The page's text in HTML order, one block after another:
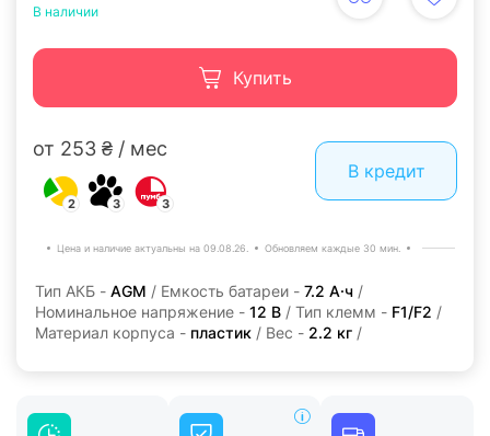
В наличии
Купить
от 253 ₴ / мес
2 3 3
В кредит
Цена и наличие актуальны на 09.08.26. Обновляем каждые 30 мин.
Тип АКБ - AGM / Емкость батареи - 7.2 А·ч /
Номинальное напряжение - 12 В / Тип клемм - F1/F2 /
Материал корпуса - пластик / Вес - 2.2 кг /